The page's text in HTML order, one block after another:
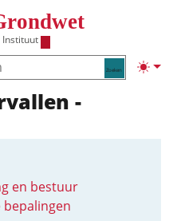
Instituut
Zoeken
-
en bestuur
bepalingen